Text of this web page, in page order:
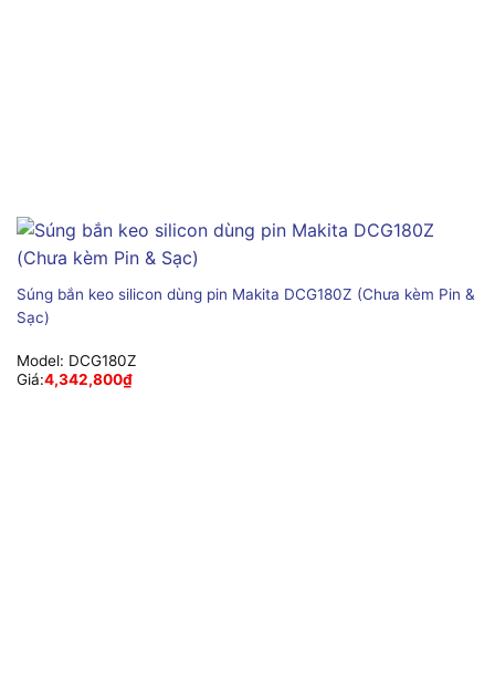
Súng bắn keo silicon dùng pin Makita DCG180Z (Chưa kèm Pin &
Sạc)
Model: DCG180Z
Giá:4,342,800₫